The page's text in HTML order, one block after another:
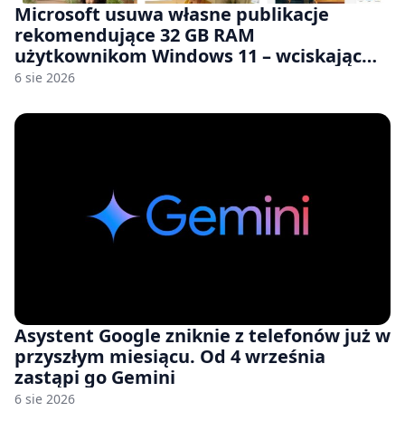
Microsoft usuwa własne publikacje
rekomendujące 32 GB RAM
użytkownikom Windows 11 – wciskając
nam przy tym komputery z 8 GB RAM po
6 sie 2026
Asystent Google zniknie z telefonów już w
przyszłym miesiącu. Od 4 września
zastąpi go Gemini
6 sie 2026